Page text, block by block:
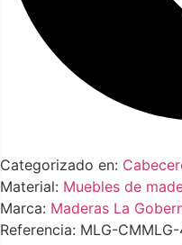
Categorizado en:
Material: Muebles de
Marca: Maderas La
Referencia: MLG-